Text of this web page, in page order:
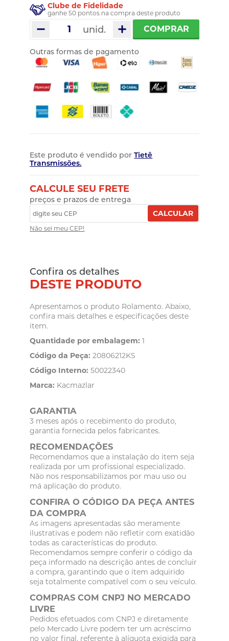
Clube de Fidelidade
ganhe 50 pontos na compra deste produto
unid. COMPRAR
Outras formas de pagamento
Este produto é vendido porTietê
Transmissões.
CALCULE SEU FRETE
preços e prazos de entrega
CALCULAR
Não sei meu CEP!
Confira os detalhes
DESTE PRODUTO
Apresentamos o produto Rolamento. Abaixo,
confira mais detalhes e especificações deste
item.
Quantidade por embalagem: 1
Código da Peça: 20806212KS
Código Interno: 50022340
Marca: Kacmazlar
GARANTIA
3 meses após o recebimento do produto,
garantia fornecida pelos fabricantes.
RECOMENDAÇÕES
Recomendamos que a instalação do item seja
realizada por um profissional especializado.
Não nos responsabilizamos por mau uso ou
má aplicação do produto.
CONFIRA O CÓDIGO DA PEÇA ANTES
DA COMPRA
As imagens apresentadas são meramente
ilustrativas e podem não refletir com exatidão
todas as características do produto.
Recomendamos sempre conferir o código da
peça informado na descrição antes de concluir
a compra, garantindo que o item adquirido
seja totalmente compatível com o seu veículo.
COMPRAS COM CNPJ NO MERCADO
LIVRE
Pedidos efetuados com CNPJ e diretamente
pelo Mercado Livre podem ter um acréscimo
no valor final, referente à alíquota exigida para